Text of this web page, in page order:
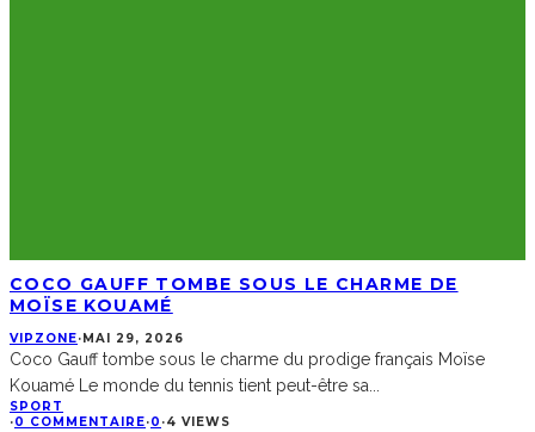
COCO GAUFF TOMBE SOUS LE CHARME DE
MOÏSE KOUAMÉ
VIPZONE· MAI 29, 2026
Coco Gauff tombe sous le charme du prodige français Moïse
Kouamé Le monde du tennis tient peut-être sa
SPORT
·0 COMMENTAIRE·0 ·4 VIEWS